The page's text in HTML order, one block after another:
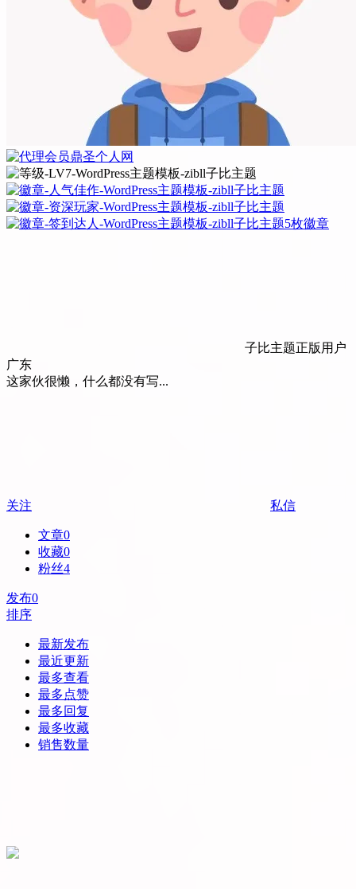
鼎圣个人网
5枚徽章
子比主题正版用户
广东
这家伙很懒，什么都没有写...
关注 私信
文章0
收藏0
粉丝4
发布0
排序
最新发布
最近更新
最多查看
最多点赞
最多回复
最多收藏
销售数量